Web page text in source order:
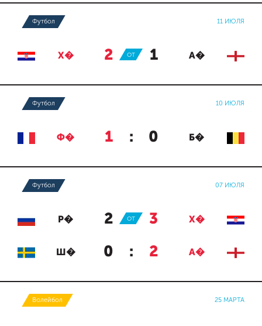
Футбол 11 ИЮЛЯ
Х� 2 : 1 А�
ОТ
Футбол 10 ИЮЛЯ
Ф� 1 : 0 Б�
Футбол 07 ИЮЛЯ
Р� 2 : 3 Х�
ОТ
Ш� 0 : 2 А�
Волейбол 25 МАРТА